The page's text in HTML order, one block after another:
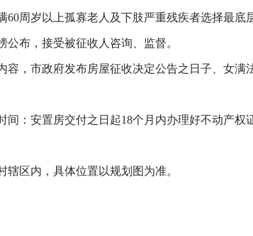
岁以上孤寡老人及下肢严重残疾者选择最底
布，接受被征收人咨询、监督。
市政府发布房屋征收决定公告之日子、女满
安置房交付之日起18个月内办理好不动产权证
区内，具体位置以规划图为准。